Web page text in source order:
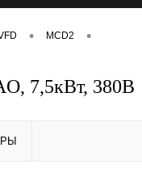
• MCD2 •
7,5кВт, 380В